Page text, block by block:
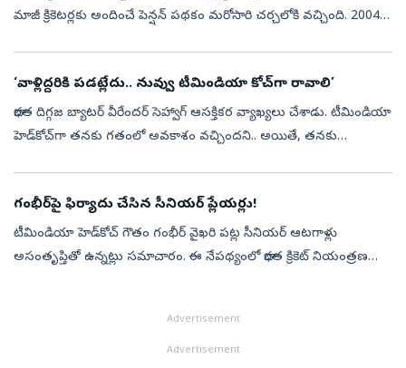
మాజీ క్రికెటర్లకు అందించే పెన్షన్‌ పథకం మరోసారి చర్చలోకి వచ్చింది. 2004లో
‘వాళ్లిద్దరికి పడట్లేదు.. నువ్వు టీమిండియా కోచ్‌గా రావాలి’
భారత దిగ్గజ బ్యాటర్‌ వీరేందర్‌ సెహ్వాగ్‌ ఆసక్తికర వ్యాఖ్యలు చేశాడు. టీమిండియా
హెడ్‌కోచ్‌గా తనకు గతంలో అవకాశం వచ్చిందని.. అయితే, తనకు
గంభీర్‌పై ఫిర్యాదు చేసిన సీనియర్‌ ప్లేయర్లు!
టీమిండియా హెడ్‌కోచ్‌ గౌతం గంభీర్‌ వైఖరి పట్ల సీనియర్‌ ఆటగాళ్లు
అసంతృప్తితో ఉన్నట్లు సమాచారం. ఈ నేపథ్యంలో భారత క్రికెట్‌ నియంత్రణ
Advertisement
Advertisement